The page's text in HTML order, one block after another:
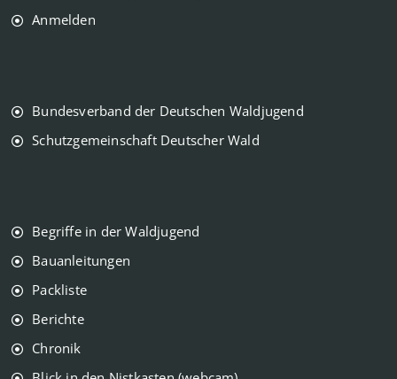
Anmelden
Bundesverband der Deutschen Waldjugend
Schutzgemeinschaft Deutscher Wald
Begriffe in der Waldjugend
Bauanleitungen
Packliste
Berichte
Chronik